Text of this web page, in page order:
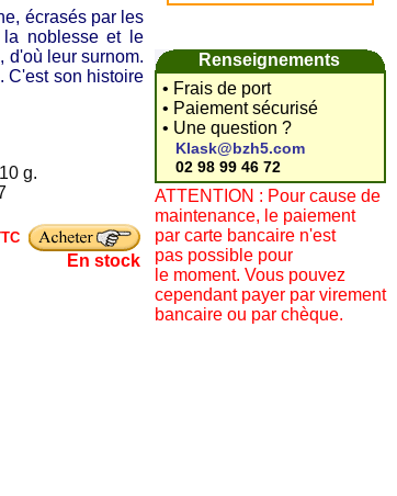
écrasés par les
la noblesse et le
d'où leur surnom.
C'est son histoire
g.
En stock
Renseignements
• Frais de port
• Paiement sécurisé
• Une question ?
Klask@bzh5.com
02 98 99 46 72
ATTENTION : Pour cause de
maintenance, le paiement
par carte bancaire n'est
pas possible pour
le moment. Vous pouvez
cependant payer par virement
bancaire ou par chèque.